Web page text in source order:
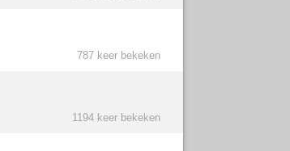
787 keer bekeken
1194 keer bekeken